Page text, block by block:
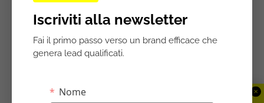
trovare le keyword giuste
Come creare una lista di
Come trovare le keyword per
✕
Iscriviti alla newsletter
Fai il primo passo verso un brand efficace che
genera lead qualificati.